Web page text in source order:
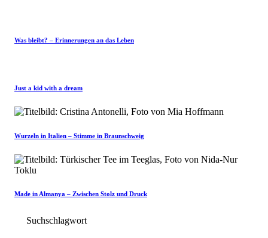
Was bleibt? – Erinnerungen an das Leben
Just a kid with a dream
Wurzeln in Italien – Stimme in Braunschweig
Made in Almanya – Zwischen Stolz und Druck
Suchschlagwort